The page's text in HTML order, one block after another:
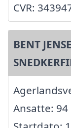
CVR:
BENT
Ansatte: 94